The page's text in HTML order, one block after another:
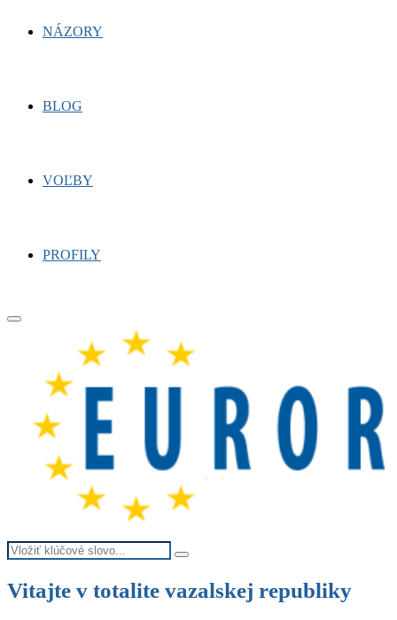
NÁZORY
BLOG
VOĽBY
PROFILY
Primary
Search
for:
Search
Vitajte v totalite vazalskej republiky